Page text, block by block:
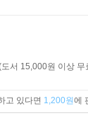
서 15,000원 이상 무
고 있다면 1,200원에